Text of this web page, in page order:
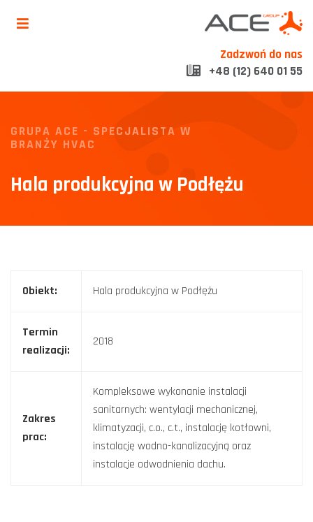
Zadzwoń do nas
+48 (12) 640 01 55
GRUPA ACE - SPECJALISTA W
BRANŻY HVAC
Hala produkcyjna w Podłężu
Obiekt: Hala produkcyjna w Podłężu
Termin
realizacji:
2018
Zakres
prac:
Kompleksowe wykonanie instalacji
sanitarnych: wentylacji mechanicznej,
klimatyzacji, c.o., c.t., instalację kotłowni,
instalację wodno-kanalizacyjną oraz
instalacje odwodnienia dachu.